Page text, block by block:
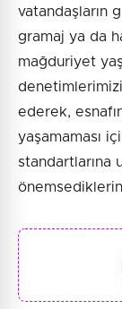
vatandaşların
gramaj ya da
mağduriyet
ederek,
yaşamaması
standartlarına